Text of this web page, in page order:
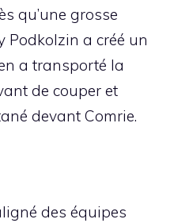
qu’une grosse
Podkolzin a créé un
a transporté la
de couper et
devant Comrie.
des équipes